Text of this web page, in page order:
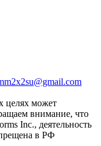
целях может
внимание, что
Inc., деятельность
в РФ